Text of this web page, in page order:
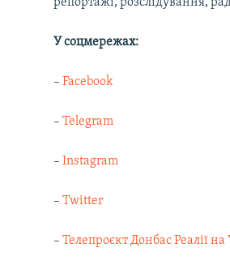
репортажі, розслідування,
У соцмережах:
–Facebook
–Telegram
–Instagram
–Twitter
–Телепроєкт Донбас Реалії на